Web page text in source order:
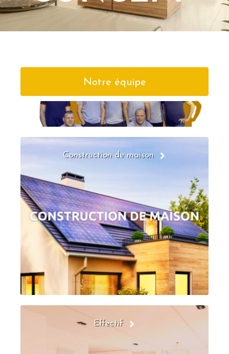
Notre équipe
Construction de maison
Effectif